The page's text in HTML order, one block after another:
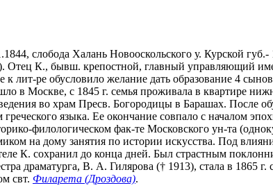
слобода Халань Новооскольского у. Курской
Отец К., бывш. крепостной, главный управляющий
к лит-ре обусловило желание дать образование 4
в Москве, с 1845 г. семья проживала в квартире
во храм Пресв. Богородицы в Барашах. После
языка. Ее окончание совпало с началом
филологическом фак-те Московского ун-та
на дому занятия по истории искусства. Под
К. сохранил до конца дней. Был страстным
драматурга, В. А. Гилярова († 1913), стала в 1865
свт. Филарета (Дроздова).